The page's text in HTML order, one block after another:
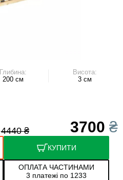
Глибина:
200 см
Висота:
3 см
4440₴ 3700 ₴
КУПИТИ
ОПЛАТА ЧАСТИНАМИ
3 платежі по 1233